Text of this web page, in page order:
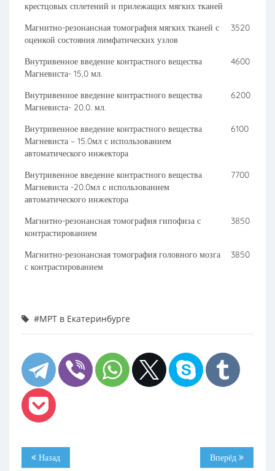
крестцовых сплетений и прилежащих мягких тканей
Магнитно-резонансная томография мягких тканей с
оценкой состояния лимфатических узлов
3520
Внутривенное введение контрастного вещества
Магневиста- 15,0 мл.
4600
Внутривенное введение контрастного вещества
Магневиста- 20.0. мл.
6200
Внутривенное введение контрастного вещества
Магневиста – 15.0мл с использованием
автоматического инжектора
6100
Внутривенное введение контрастного вещества
Магневиста -20.0мл с использованием
автоматического инжектора
7700
Магнитно-резонансная томография гипофиза с
контрастированием
3850
Магнитно-резонансная томография головного мозга
с контрастированием
3850
#МРТ в Екатеринбурге
Назад Вперёд